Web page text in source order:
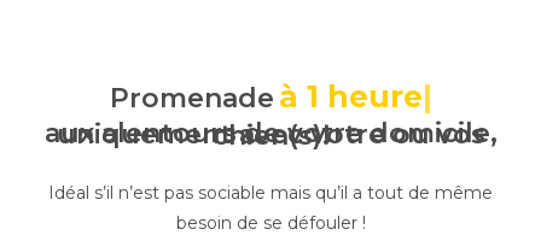
Promenade à 1 heure
aux alentours de votre domicile, uniquement avec votre ou vos chien(s).
Idéal s’il n’est pas sociable mais qu’il a tout de même
besoin de se défouler !